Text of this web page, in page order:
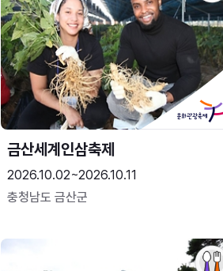
금산세계인삼축제
2026.10.02~2026.10.11
충청남도 금산군